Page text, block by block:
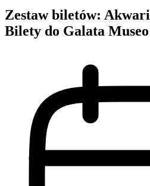
Zestaw biletów:
Bilety do Galata